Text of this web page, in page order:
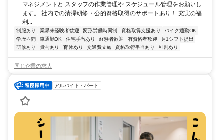
マネジメントと スタッフの作業管理や スケジュール管理をお願いし
ます。 社内での清掃研修・公的資格取得のサポートあり！ 充実の福
利...
制服あり 業界未経験者歓迎 変形労働時間制 資格取得支援あり
バイク通勤OK
学歴不問
車通勤OK 住宅手当あり 経験者歓迎 有資格者歓迎
月1シフト提出
研修あり
賞与あり 育休あり 交通費支給 資格取得手当あり 社割あり
同じ企業の求人
アルバイト・パート